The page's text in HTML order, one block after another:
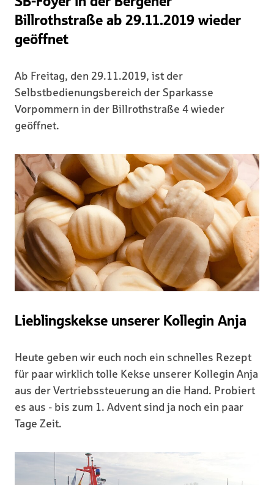
Billrothstraße ab 29.11.2019 wieder
geöffnet
Ab Freitag, den 29.11.2019, ist der
Selbstbedienungsbereich der Sparkasse
Vorpommern in der Billrothstraße 4 wieder
geöffnet.
Lieblingskekse unserer Kollegin Anja
Heute geben wir euch noch ein schnelles Rezept
für paar wirklich tolle Kekse unserer Kollegin Anja
aus der Vertriebssteuerung an die Hand. Probiert
es aus - bis zum 1. Advent sind ja noch ein paar
Tage Zeit.